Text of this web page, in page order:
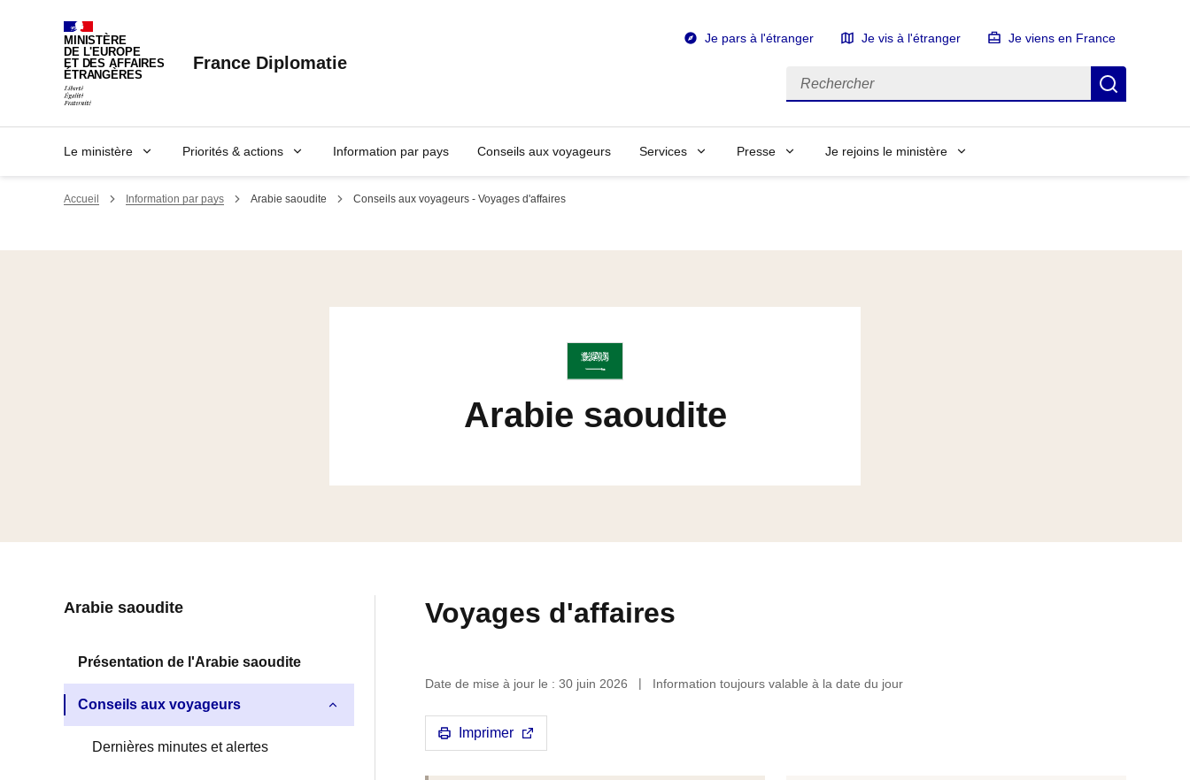
MINISTÈRE
DE L'EUROPE
ET DES AFFAIRES
ÉTRANGÈRES
France Diplomatie
Je pars à l'étranger Je vis à l'étranger Je viens en France
Rechercher
Le ministère Priorités & actions Information par pays Conseils aux voyageurs Services Presse Je rejoins le ministère
Accueil Information par pays Arabie saoudite Conseils aux voyageurs - Voyages d'affaires
Arabie saoudite
Navigation
latérale
fiche
pays
Arabie saoudite
Présentation de l'Arabie saoudite
Conseils aux voyageurs
Dernières minutes et alertes
Voyages d'affaires
Date de mise à jour le : 30 juin 2026 Information toujours valable à la date du jour
Imprimer